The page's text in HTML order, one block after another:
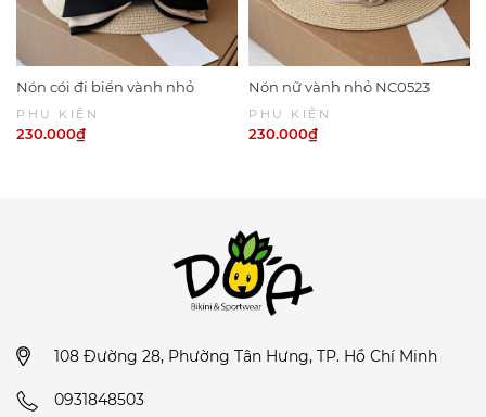
Nón cói đi biển vành nhỏ
NC0524
PHỤ KIỆN
230.000₫
Nón nữ vành nhỏ NC0523
PHỤ KIỆN
230.000₫
108 Đường 28, Phường Tân Hưng, TP. Hồ Chí Minh
0931848503